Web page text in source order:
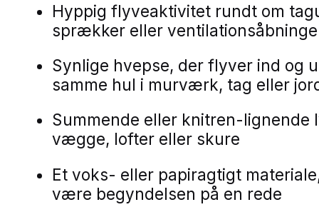
Hyppig flyveaktivitet rundt om
sprækker eller
Synlige hvepse, der flyver ind og
samme hul i murværk, tag eller
Summende eller knitren-lignende
vægge, lofter eller skure
Et voks- eller papiragtigt
være begyndelsen på en rede